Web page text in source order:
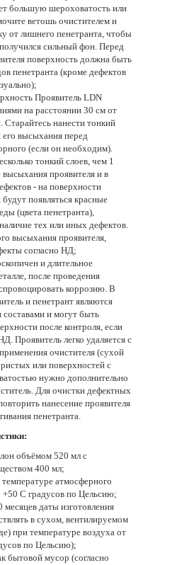
большую шероховатость или
ветошь очистителем и
от лишнего пенетранта, чтобы
сильный фон. Перед
поверхность должна быть
пенетранта (кроме дефектов
Проявитель LDN
на расстоянии 30 см от
Старайтесь нанести тонкий
высыхания перед
(если он необходим).
тонкий слоев, чем 1
проявителя и в
- на поверхности
будут появляться красные
(цвета пенетранта),
тех или иных дефектов.
высыхания проявителя,
согласно НД;
и длительное
после проведения
коррозию. В
и пенетрант являются
и могут быть
после контроля, если
Проявитель легко удаляется с
очистителя (сухой
или поверхностей с
нужно дополнительно
Для очистки дефектных
нанесение проявителя
пенетранта.
объёмом 520 мл с
400 мл;
атмосферного
+50 С градусов по Цельсию;
даты изготовления
в сухом, вентилируемом
при температуре воздуха от
по Цельсию);
бытовой мусор (согласно